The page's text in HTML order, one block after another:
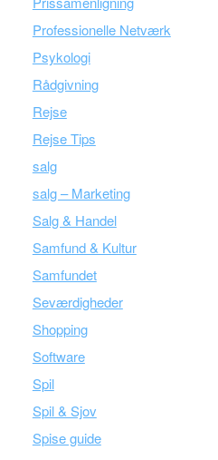
Professionelle Netværk
Psykologi
Rådgivning
Rejse
Rejse Tips
salg
salg – Marketing
Salg & Handel
Samfund & Kultur
Samfundet
Seværdigheder
Shopping
Software
Spil
Spil & Sjov
Spise guide